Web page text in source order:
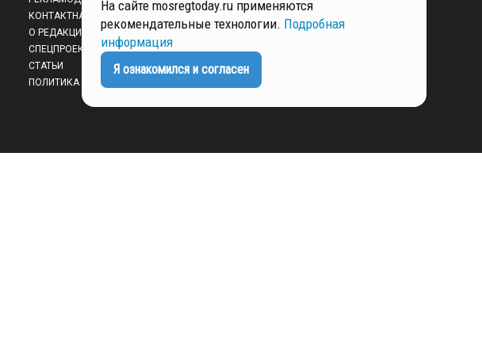
КОНТАКТНАЯ ИНФОРМАЦИЯ
О РЕДАКЦИИ
СПЕЦПРОЕКТЫ
СТАТЬИ
ПОЛИТИКА КОНФИДЕНЦИАЛЬНОСТИ
На сайте mosregtoday.ru применяются
рекомендательные технологии. Подробная
информация
Я ознакомился и согласен